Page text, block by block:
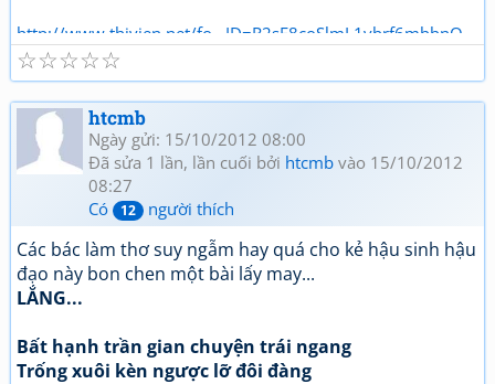
http://www.thivien.net/fo...ID=R2sE8coSlmL1vbrf6mbbnQ
☆
☆
☆
☆
☆
htcmb
Ngày gửi: 15/10/2012 08:00
Đã sửa 1 lần, lần cuối bởi htcmb vào 15/10/2012
08:27
Có
12 người thích
Các bác làm thơ suy ngẫm hay quá cho kẻ hậu sinh hậu
đạo này bon chen một bài lấy may...
LẮNG...
Bất hạnh trần gian chuyện trái ngang
Trống xuôi kèn ngược lỡ đôi đàng